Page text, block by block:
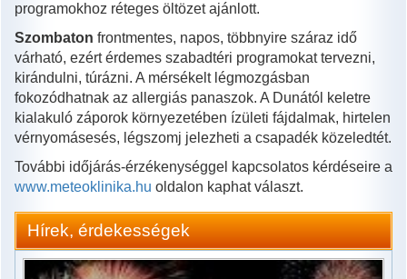
programokhoz réteges öltözet ajánlott.
Szombaton frontmentes, napos, többnyire száraz idő
várható, ezért érdemes szabadtéri programokat tervezni,
kirándulni, túrázni. A mérsékelt légmozgásban
fokozódhatnak az allergiás panaszok. A Dunától keletre
kialakuló záporok környezetében ízületi fájdalmak, hirtelen
vérnyomásesés, légszomj jelezheti a csapadék közeledtét.
További időjárás-érzékenységgel kapcsolatos kérdéseire a
www.meteoklinika.hu oldalon kaphat választ.
Hírek, érdekességek